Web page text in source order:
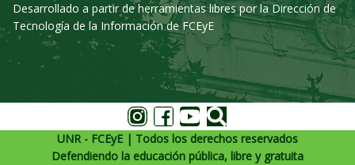
Desarrollado a partir de herramientas libres por la Dirección de
Tecnología de la Información de FCEyE
UNR - FCEyE | Todos los derechos reservados
Defendiendo la educación pública, libre y gratuita